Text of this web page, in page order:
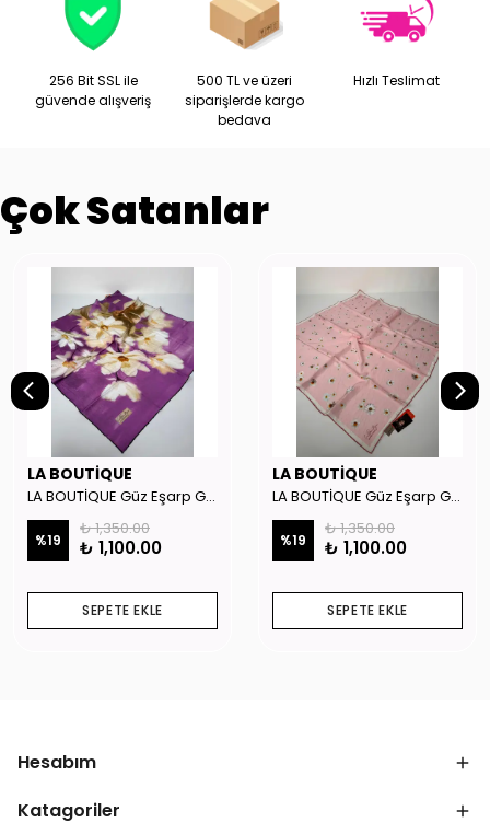
256 Bit SSL ile
güvende alışveriş
500 TL ve üzeri
siparişlerde kargo
bedava
Hızlı Teslimat
Çok Satanlar
LA BOUTİQUE
LA BOUTİQUE Güz Eşarp GYSE262908
%19
₺ 1,350.00
₺ 1,100.00
SEPETE EKLE
LA BOUTİQUE
LA BOUTİQUE Güz Eşarp GYSE130804
%19
₺ 1,350.00
₺ 1,100.00
SEPETE EKLE
Hesabım
Katagoriler